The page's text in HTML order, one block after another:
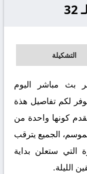
التشكيلة
بث مباشر اليوم
لايف يوفر لكم تفاصيل هذة
كونها واحدة من
الجميع يترقب
التي ستعلن بداية
الليلة.